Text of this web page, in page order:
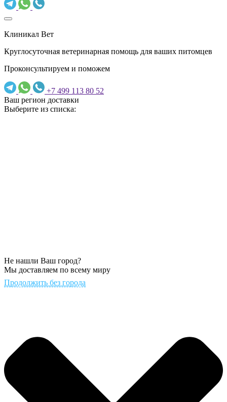
Клиникал Вет
Круглосуточная ветеринарная помощь для ваших питомцев
Проконсультируем и поможем
+7 499 113 80 52
Ваш регион доставки
Выберите из списка:
Не нашли Ваш город?
Мы доставляем по всему миру
Продолжить без города